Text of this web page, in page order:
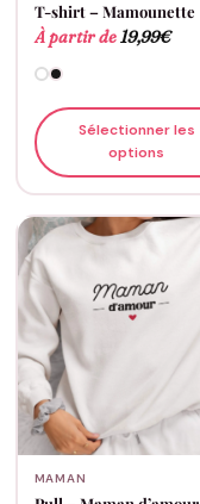
T-shirt – Mamounette
À partir de 19,99€
Sélectionner les
options
MAMAN